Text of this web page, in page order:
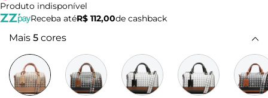
Produto indisponível
Receba atéR$ 112,00de cashback
Mais 5 cores